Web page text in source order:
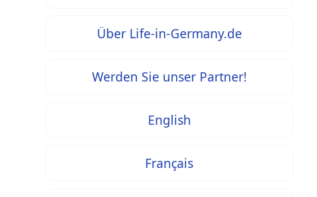
Über Life-in-Germany.de
Werden Sie unser Partner!
English
Français